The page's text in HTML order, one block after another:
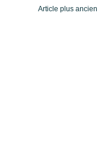
Article plus ancien